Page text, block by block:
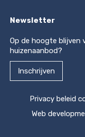
Newsletter
Op de hoogte blijven
huizenaanbod?
Inschrijven
Privacy beleid
Web